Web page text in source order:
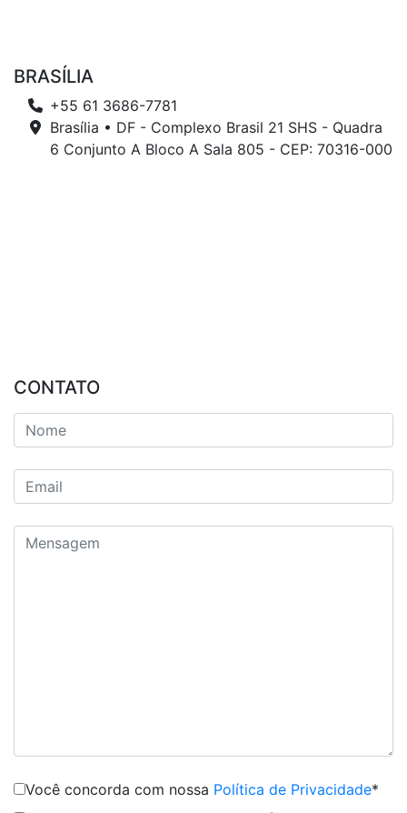
BRASÍLIA
+55 61 3686-7781
Brasília • DF - Complexo Brasil 21 SHS - Quadra
6 Conjunto A Bloco A Sala 805 - CEP: 70316-000
CONTATO
Você concorda com nossa Política de Privacidade*